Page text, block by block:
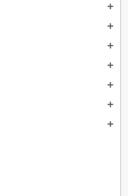
add
add
add
add
add
add
add